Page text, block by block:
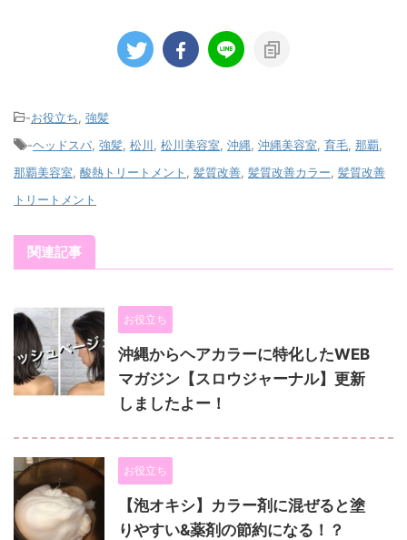
-お役立ち 強髪
-ヘッドスパ 強髪 松川 松川美容室 沖縄 沖縄美容室 育毛 那覇
那覇美容室 酸熱トリートメント 髪質改善 髪質改善カラー 髪質改善
トリートメント
関連記事
お役立ち
沖縄からヘアカラーに特化したWEB
マガジン【スロウジャーナル】更新
しましたよー！
お役立ち
【泡オキシ】カラー剤に混ぜると塗
りやすい&薬剤の節約になる！？